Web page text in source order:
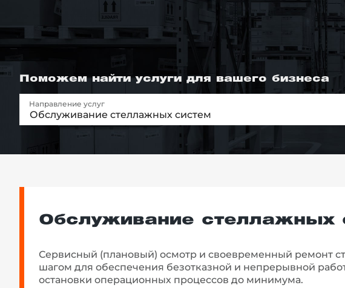
Поможем найти услуги для вашего бизнеса
Направление услуг
Обслуживание стеллажных систем
Обслуживание стеллажных
Сервисный (плановый) осмотр и своевременный ремонт
шагом для обеспечения безотказной и непрерывной
остановки операционных процессов до минимума.